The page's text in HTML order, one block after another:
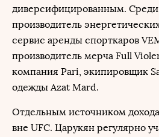
диверсифицированным. Среди
производитель
сервис аренды спорткаров
производитель мерча Full
компания Pari, экипировщик
одежды Azat Mard.
Отдельным источником
вне UFC. Царукян регулярно